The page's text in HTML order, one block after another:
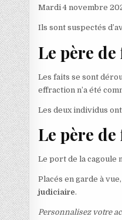
Mardi 4 novembre
Ils sont suspectés
Le père
Les faits se sont
effraction n’a été
Les deux individus
Le père
Le port de la cagoule
Placés en garde à
judiciaire.
Personnalisez votre